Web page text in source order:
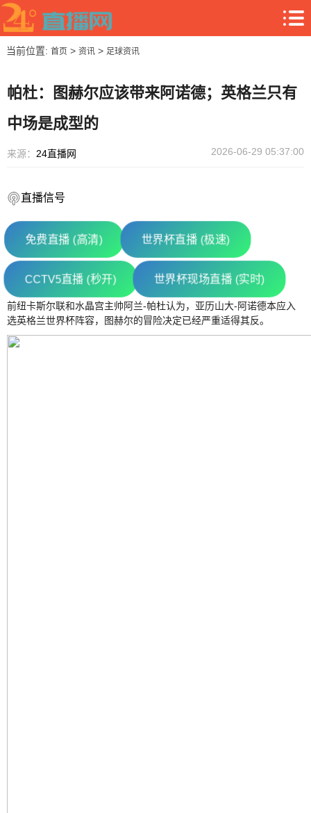
当前位置: 首页> 资讯> 足球资讯
帕杜：图赫尔应该带来阿诺德；英格兰只有
中场是成型的
来源： 24直播网 2026-06-29 05:37:00
直播信号
免费直播 (高清) 世界杯直播 (极速)
CCTV5直播 (秒开) 世界杯现场直播 (实时)
前纽卡斯尔联和水晶宫主帅阿兰-帕杜认为，亚历山大-阿诺德本应入
选英格兰世界杯阵容，图赫尔的冒险决定已经严重适得其反。